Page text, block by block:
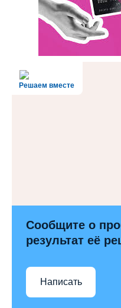
Решаем вместе
Сообщите о
результат её
Написать